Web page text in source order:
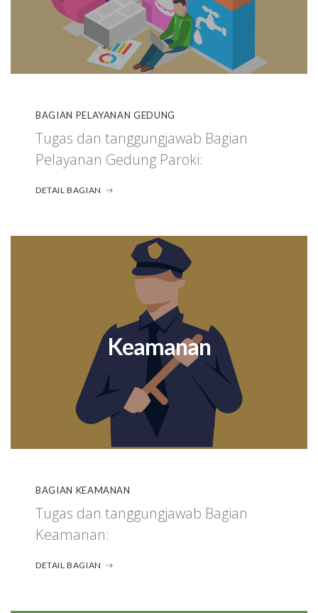
BAGIAN PELAYANAN GEDUNG
Tugas dan tanggungjawab Bagian
Pelayanan Gedung Paroki:
DETAIL BAGIAN
Keamanan
BAGIAN KEAMANAN
Tugas dan tanggungjawab Bagian
Keamanan:
DETAIL BAGIAN